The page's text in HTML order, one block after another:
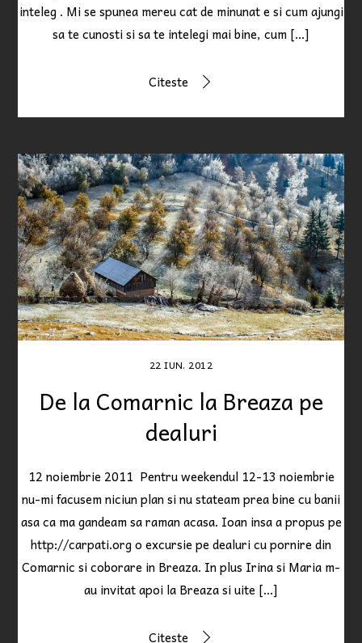
inteleg . Mi se spunea mereu cat de minunat e si cum ajungi
sa te cunosti si sa te intelegi mai bine, cum […]
Citeste
22 IUN. 2012
De la Comarnic la Breaza pe
dealuri
12 noiembrie 2011 Pentru weekendul 12-13 noiembrie
nu-mi facusem niciun plan si nu stateam prea bine cu banii
asa ca ma gandeam sa raman acasa. Ioan insa a propus pe
http://carpati.org o excursie pe dealuri cu pornire din
Comarnic si coborare in Breaza. In plus Irina si Maria m-
au invitat apoi la Breaza si uite […]
Citeste